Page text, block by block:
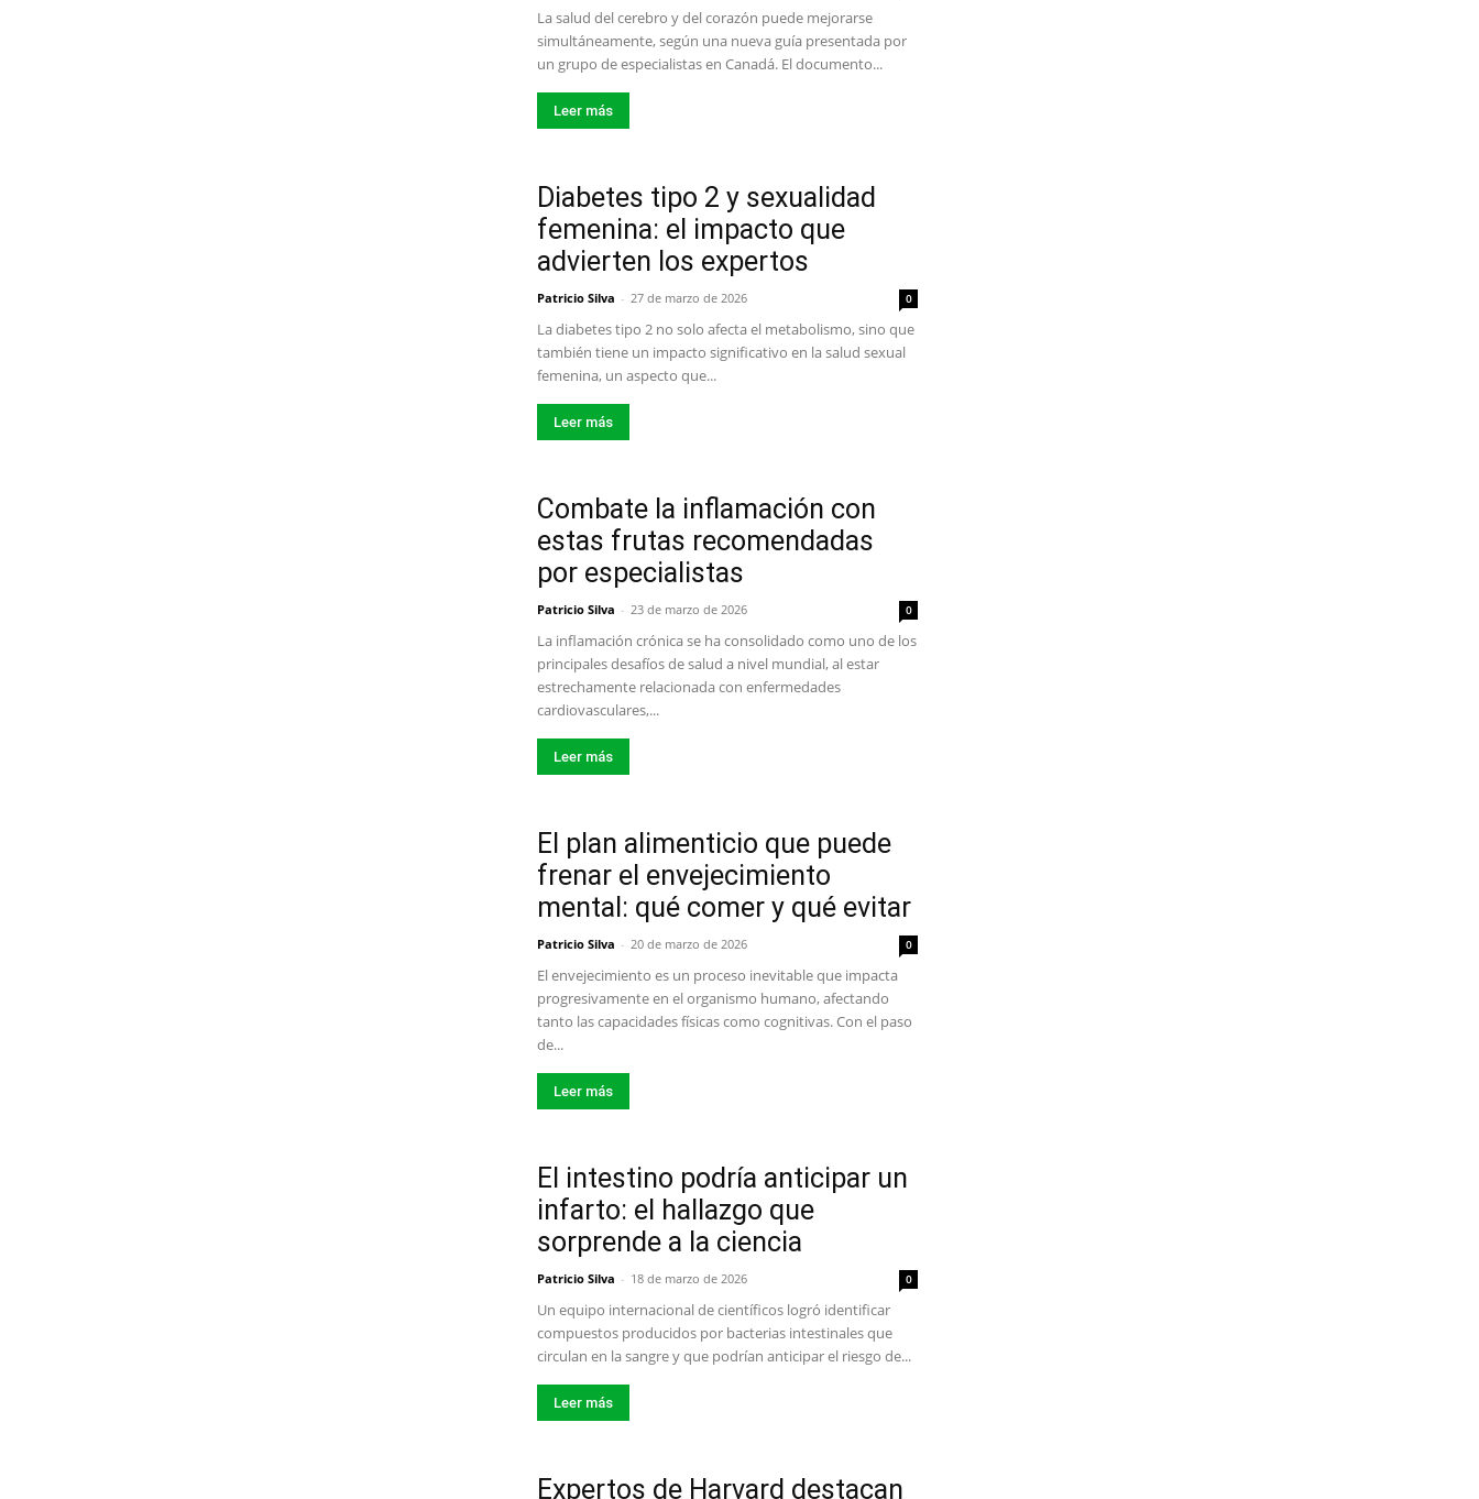
La salud del cerebro y del corazón puede mejorarse
simultáneamente, según una nueva guía presentada por
un grupo de especialistas en Canadá. El documento...
Leer más
Diabetes tipo 2 y sexualidad
femenina: el impacto que
advierten los expertos
Patricio Silva - 27 de marzo de 2026 0
La diabetes tipo 2 no solo afecta el metabolismo, sino que
también tiene un impacto significativo en la salud sexual
femenina, un aspecto que...
Leer más
Combate la inflamación con
estas frutas recomendadas
por especialistas
Patricio Silva - 23 de marzo de 2026 0
La inflamación crónica se ha consolidado como uno de los
principales desafíos de salud a nivel mundial, al estar
estrechamente relacionada con enfermedades
cardiovasculares,...
Leer más
El plan alimenticio que puede
frenar el envejecimiento
mental: qué comer y qué evitar
Patricio Silva - 20 de marzo de 2026 0
El envejecimiento es un proceso inevitable que impacta
progresivamente en el organismo humano, afectando
tanto las capacidades físicas como cognitivas. Con el paso
de...
Leer más
El intestino podría anticipar un
infarto: el hallazgo que
sorprende a la ciencia
Patricio Silva - 18 de marzo de 2026 0
Un equipo internacional de científicos logró identificar
compuestos producidos por bacterias intestinales que
circulan en la sangre y que podrían anticipar el riesgo de...
Leer más
Expertos de Harvard destacan